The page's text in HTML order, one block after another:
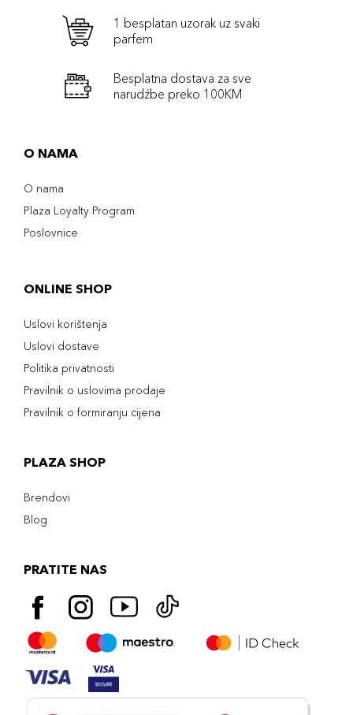
1 besplatan uzorak uz svaki
parfem
Besplatna dostava za sve
narudźbe preko 100KM
O NAMA
O nama
Plaza Loyalty Program
Poslovnice
ONLINE SHOP
Uslovi korištenja
Uslovi dostave
Politika privatnosti
Pravilnik o uslovima prodaje
Pravilnik o formiranju cijena
PLAZA SHOP
Brendovi
Blog
PRATITE NAS